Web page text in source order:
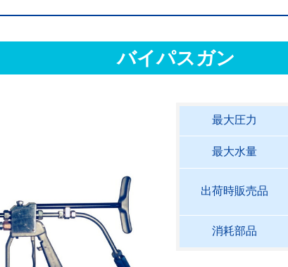
バイパスガン
最大圧力
最大水量
出荷時販売品
消耗部品